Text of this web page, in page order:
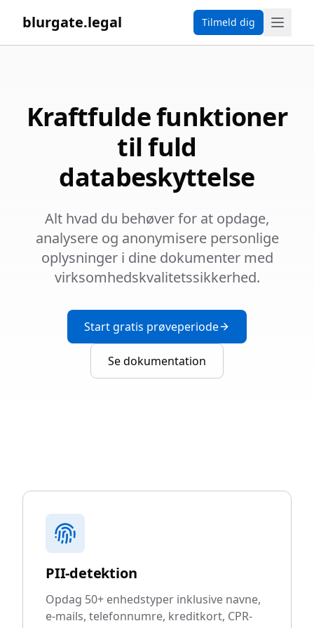
blurgate.legal Tilmeld dig
Kraftfulde funktioner
til fuld
databeskyttelse
Alt hvad du behøver for at opdage,
analysere og anonymisere personlige
oplysninger i dine dokumenter med
virksomhedskvalitetssikkerhed.
Start gratis prøveperiode
Se dokumentation
PII-detektion
Opdag 50+ enhedstyper inklusive navne,
e-mails, telefonnumre, kreditkort, CPR-